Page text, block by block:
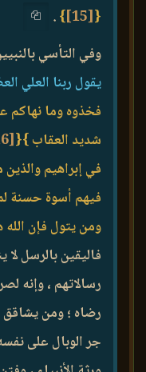
{
[15]
}
.
وفي التأسي
يقول ربنا العلي
فخذوه وما نهاكم
شديد العقاب }{
[16]
في إبراهيم
فيهم أسوة حسنة
ومن يتول فإن
فاليقين بالرسل
رسالاتهم ، وإنه
رضاه ؛ ومن يشاقق
جر الوبال على